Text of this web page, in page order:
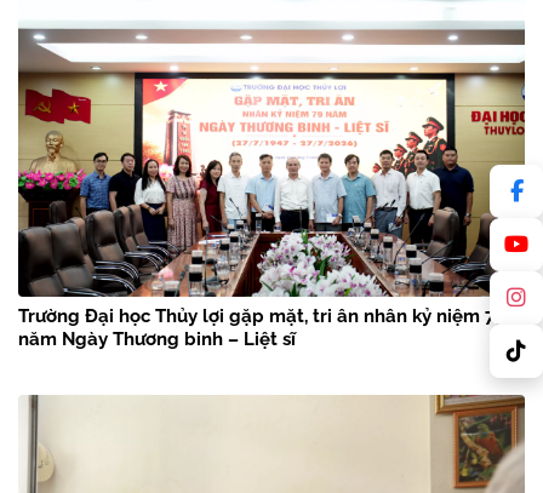
Trường Đại học Thủy lợi gặp mặt, tri ân nhân kỷ niệm 79
năm Ngày Thương binh – Liệt sĩ